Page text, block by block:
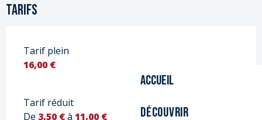
Accueil
Découvrir
Tarifs
Tarif plein
16,00 €
Tarif réduit
De 3,50 €à 11,00 €